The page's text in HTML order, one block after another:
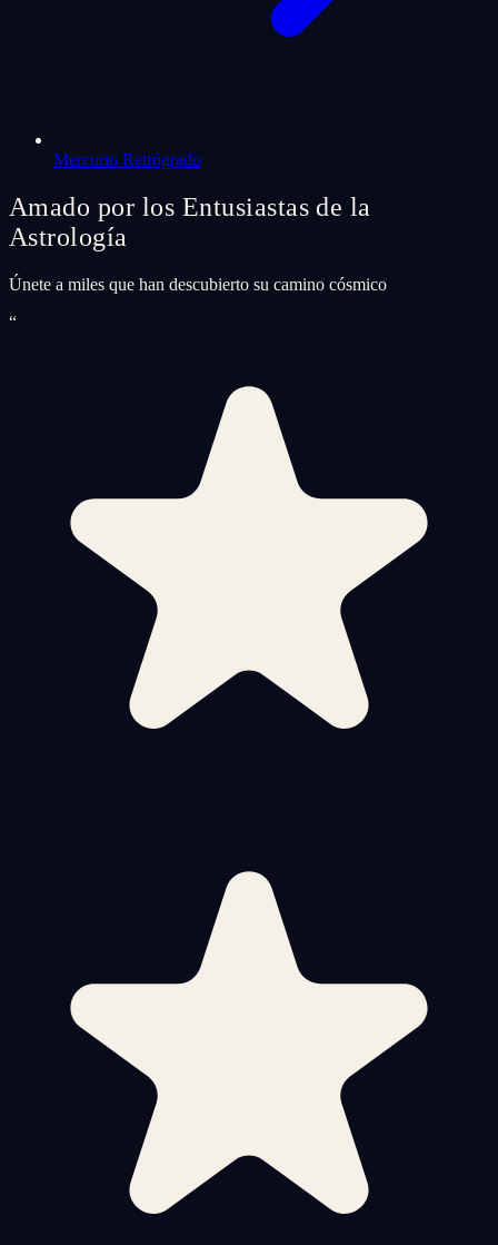
Mercurio Retrógrado
Amado por los Entusiastas de la
Astrología
Únete a miles que han descubierto su camino cósmico
“